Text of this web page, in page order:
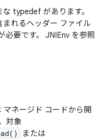
typedef があります。
れるヘッダー ファイル
必要です。 JNIEnv を参照
マネージド コードから開
対象
または